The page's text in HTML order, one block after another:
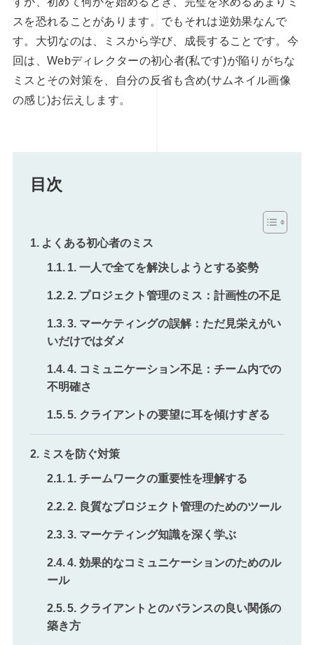
スを恐れることがあります。でもそれは逆効果なんで
す。大切なのは、ミスから学び、成長することです。今
回は、Webディレクターの初心者(私です)が陥りがちな
ミスとその対策を、自分の反省も含め(サムネイル画像
の感じ)お伝えします。
目次
よくある初心者のミス
1. 一人で全てを解決しようとする姿勢
2. プロジェクト管理のミス：計画性の不足
3. マーケティングの誤解：ただ見栄えがい
いだけではダメ
4. コミュニケーション不足：チーム内での
不明確さ
5. クライアントの要望に耳を傾けすぎる
ミスを防ぐ対策
1. チームワークの重要性を理解する
2. 良質なプロジェクト管理のためのツール
3. マーケティング知識を深く学ぶ
4. 効果的なコミュニケーションのためのル
ール
5. クライアントとのバランスの良い関係の
築き方